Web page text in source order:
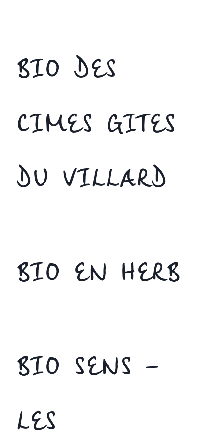
BIO DES
CIMES GITES
DU VILLARD
BIO EN HERB
BIO SENS –
LES